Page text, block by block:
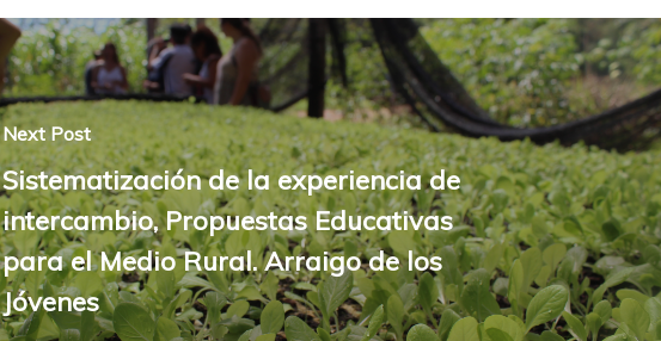
Next Post
Sistematización de la experiencia de
intercambio, Propuestas Educativas
para el Medio Rural. Arraigo de los
Jóvenes